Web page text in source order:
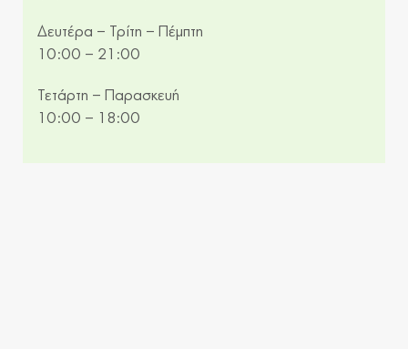
Δευτέρα – Τρίτη – Πέμπτη
10:00 – 21:00
Τετάρτη – Παρασκευή
10:00 – 18:00